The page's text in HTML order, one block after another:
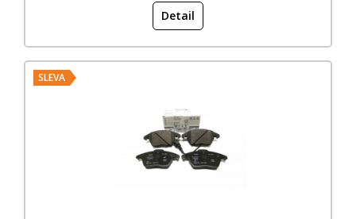
Detail
SLEVA